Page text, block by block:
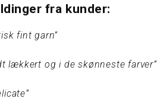
fra kunder:
fint garn”
lækkert og i de skønneste farver”